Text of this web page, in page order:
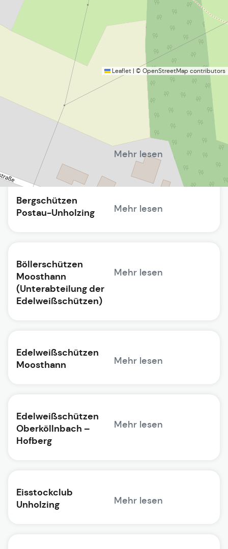
Leaflet | © OpenStreetMap contributors
Bayern-Fan-Club
Mehr lesen
Bergschützen
Postau-Unholzing
Mehr lesen
Böllerschützen
Moosthann
(Unterabteilung der
Edelweißschützen)
Mehr lesen
Edelweißschützen
Moosthann
Mehr lesen
Edelweißschützen
Oberköllnbach –
Hofberg
Mehr lesen
Eisstockclub
Unholzing
Mehr lesen